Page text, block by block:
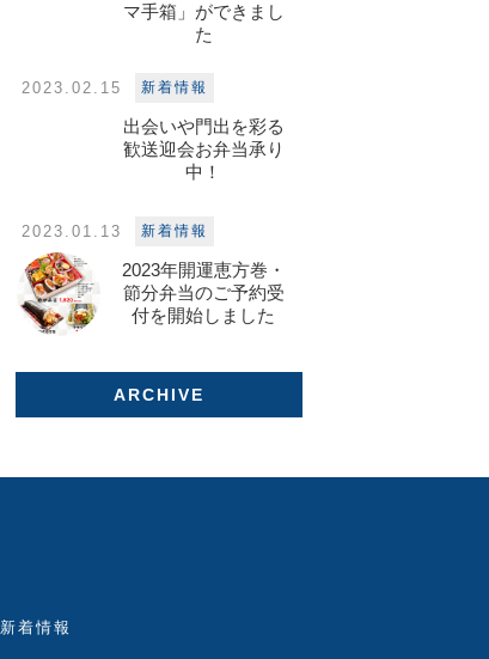
マ手箱」ができまし
た
2023.02.15 新着情報
出会いや門出を彩る
歓送迎会お弁当承り
中！
2023.01.13 新着情報
2023年開運恵方巻・
節分弁当のご予約受
付を開始しました
ARCHIVE
新着情報